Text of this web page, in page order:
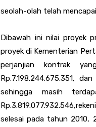
seolah-olah telah
Dibawah ini nilai proyek
proyek di Kementerian
perjanjian kontrak
Rp.7.198.244.675.351,
sehingga masih
selesai pada tahun 2010,